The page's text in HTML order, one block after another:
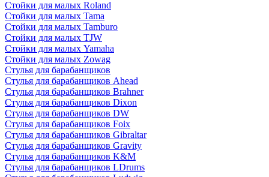
Стойки для малых Roland
Стойки для малых Tama
Стойки для малых Tamburo
Стойки для малых TJW
Стойки для малых Yamaha
Стойки для малых Zowag
Стулья для барабанщиков
Стулья для барабанщиков Ahead
Стулья для барабанщиков Brahner
Стулья для барабанщиков Dixon
Стулья для барабанщиков DW
Стулья для барабанщиков Foix
Стулья для барабанщиков Gibraltar
Стулья для барабанщиков Gravity
Стулья для барабанщиков K&M
Стулья для барабанщиков LDrums